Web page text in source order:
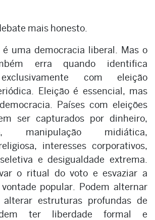
mais honesto.
é uma democracia liberal. Mas o
erra quando identifica
com eleição
Eleição é essencial, mas
Países com eleições
ser capturados por dinheiro,
manipulação midiática,
interesses corporativos,
e desigualdade extrema.
o ritual do voto e esvaziar a
popular. Podem alternar
alterar estruturas profundas de
ter liberdade formal e